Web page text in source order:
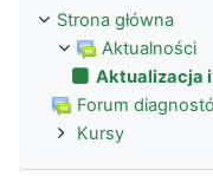
Strona główna
Aktualności
Aktualizacja
Forum
Kursy